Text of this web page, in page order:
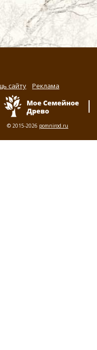
сайту Реклама
© 2015-2026 pomnirod.ru